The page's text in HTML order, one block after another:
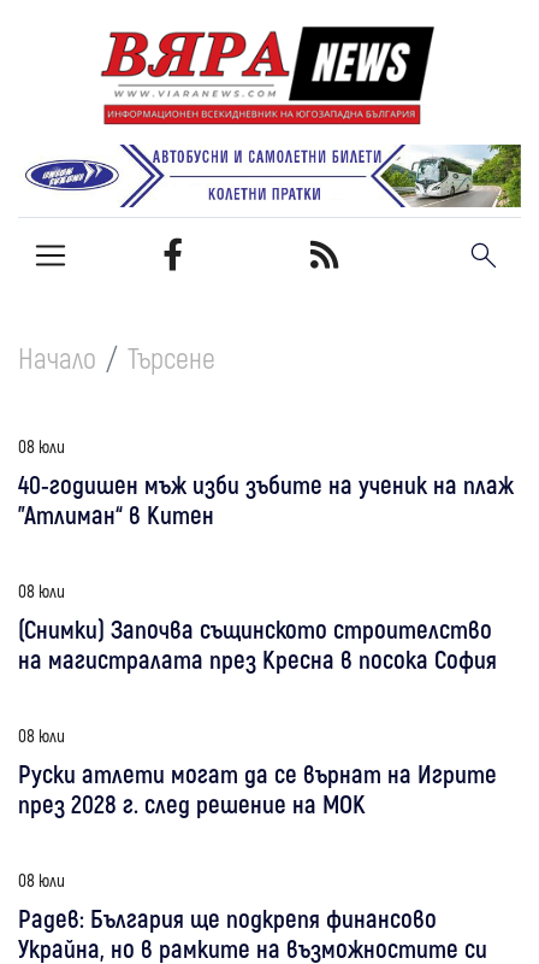
Начало Търсене
08 юли
40-годишен мъж изби зъбите на ученик на плаж
"Атлиман“ в Китен
08 юли
(Снимки) Започва същинското строителство
на магистралата през Кресна в посока София
08 юли
Руски атлети могат да се върнат на Игрите
през 2028 г. след решение на МОК
08 юли
Радев: България ще подкрепя финансово
Украйна, но в рамките на възможностите си